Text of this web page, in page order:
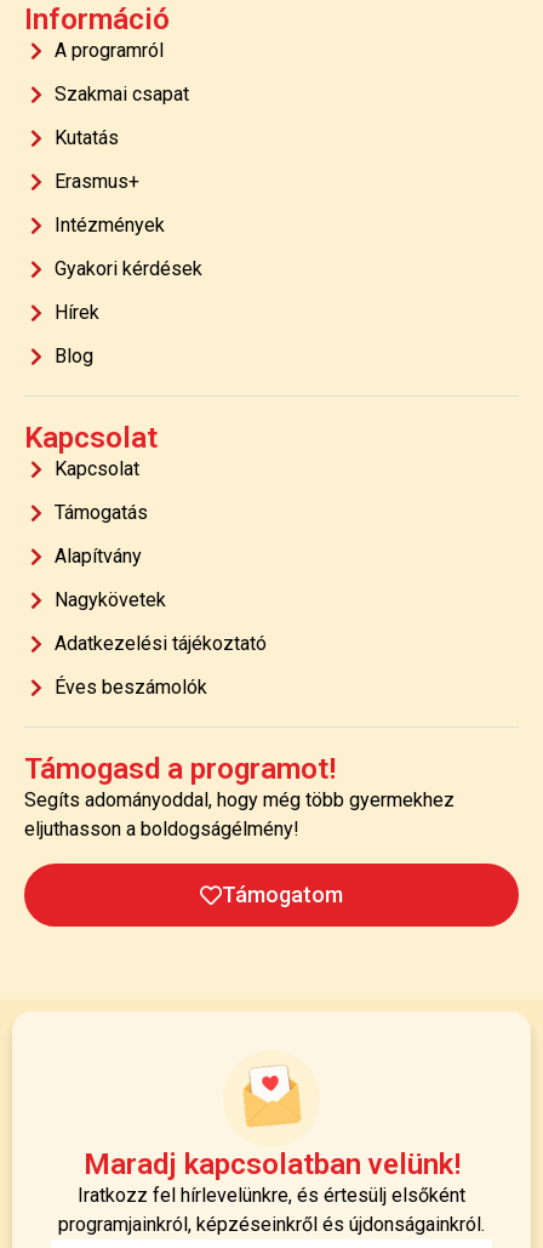
Információ
A programról
Szakmai csapat
Kutatás
Erasmus+
Intézmények
Gyakori kérdések
Hírek
Blog
Kapcsolat
Kapcsolat
Támogatás
Alapítvány
Nagykövetek
Adatkezelési tájékoztató
Éves beszámolók
Támogasd a programot!
Segíts adományoddal, hogy még több gyermekhez
eljuthasson a boldogságélmény!
Támogatom
Maradj kapcsolatban velünk!
Iratkozz fel hírlevelünkre, és értesülj elsőként
programjainkról, képzéseinkről és újdonságainkról.